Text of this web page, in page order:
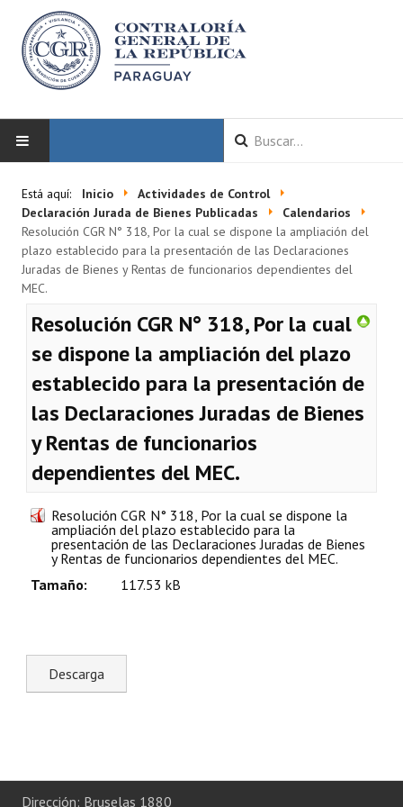
LA CGR
Autoridades
Marco Normativo
Organigrama
Plan Estratégico 2022 - 2026
Sistema de Gestión de Calidad
Convenios
Resoluciones de Carácter General
Informe y Dictamen sobre el Informe Financiero del Ministerio de
Reporte de Hechos Punibles
Está aquí: Inicio
Actividades de Control
Declaración Jurada de Bienes Publicadas
Calendarios
Resolución CGR N° 318, Por la cual se dispone la ampliación del
plazo establecido para la presentación de las Declaraciones
Juradas de Bienes y Rentas de funcionarios dependientes del
MEC.
Resolución CGR N° 318, Por la cual
se dispone la ampliación del plazo
establecido para la presentación de
las Declaraciones Juradas de Bienes
y Rentas de funcionarios
dependientes del MEC.
Resolución CGR N° 318, Por la cual se dispone la
ampliación del plazo establecido para la
presentación de las Declaraciones Juradas de Bienes
y Rentas de funcionarios dependientes del MEC.
Tamaño:
117.53 kB
Dirección: Bruselas 1880